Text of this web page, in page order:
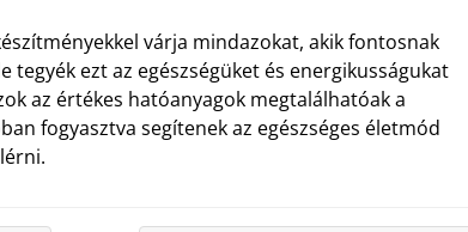
várja mindazokat, akik fontosnak
tegyék ezt az egészségüket és energikusságukat
az értékes hatóanyagok megtalálhatóak a
fogyasztva segítenek az egészséges életmód